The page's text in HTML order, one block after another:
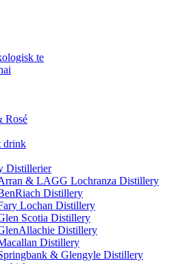
te
Rosé
drink
Distillerier
& LAGG Lochranza Distillery
Distillery
Lochan Distillery
Scotia Distillery
Distillery
Distillery
& Glengyle Distillery